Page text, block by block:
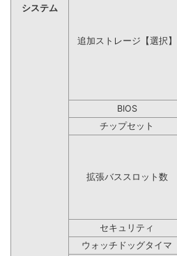
システム
追加ストレージ【選択】
BIOS
チップセット
拡張バススロット数
セキュリティ
ウォッチドッグタイマ